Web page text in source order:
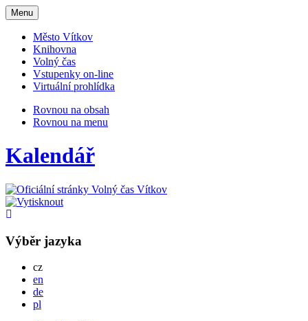
Otevřit
navigaci
Menu
Město Vítkov
Knihovna
Volný čas
Vstupenky on-line
Virtuální prohlídka
Rovnou na obsah
Rovnou na menu
Kalendář
Výběr jazyka
czČesky
en
deDeutsch
pl